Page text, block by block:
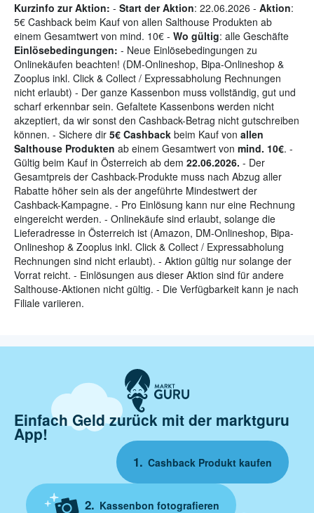
Kurzinfo zur Aktion: - Start der Aktion: 22.06.2026 - Aktion:
5€ Cashback beim Kauf von allen Salthouse Produkten ab
einem Gesamtwert von mind. 10€ - Wo gültig: alle Geschäfte
Einlösebedingungen: - Neue Einlösebedingungen zu
Onlinekäufen beachten! (DM-Onlineshop, Bipa-Onlineshop &
Zooplus inkl. Click & Collect / Expressabholung Rechnungen
nicht erlaubt) - Der ganze Kassenbon muss vollständig, gut und
scharf erkennbar sein. Gefaltete Kassenbons werden nicht
akzeptiert, da wir sonst den Cashback-Betrag nicht gutschreiben
können. - Sichere dir 5€ Cashback beim Kauf von allen
Salthouse Produkten ab einem Gesamtwert von mind. 10€. -
Gültig beim Kauf in Österreich ab dem 22.06.2026. - Der
Gesamtpreis der Cashback-Produkte muss nach Abzug aller
Rabatte höher sein als der angeführte Mindestwert der
Cashback-Kampagne. - Pro Einlösung kann nur eine Rechnung
eingereicht werden. - Onlinekäufe sind erlaubt, solange die
Lieferadresse in Österreich ist (Amazon, DM-Onlineshop, Bipa-
Onlineshop & Zooplus inkl. Click & Collect / Expressabholung
Rechnungen sind nicht erlaubt). - Aktion gültig nur solange der
Vorrat reicht. - Einlösungen aus dieser Aktion sind für andere
Salthouse-Aktionen nicht gültig. - Die Verfügbarkeit kann je nach
Filiale variieren.
Einfach Geld zurück mit der marktguru
App!
Cashback Produkt kaufen
Kassenbon fotografieren